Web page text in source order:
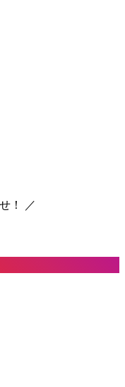
！ ／